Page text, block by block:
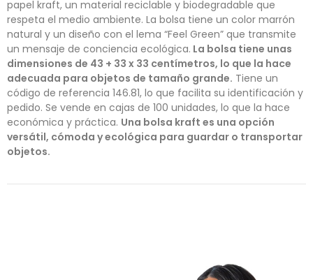
papel kraft, un material reciclable y biodegradable que
respeta el medio ambiente. La bolsa tiene un color marrón
natural y un diseño con el lema “Feel Green” que transmite
un mensaje de conciencia ecológica. La bolsa tiene unas
dimensiones de 43 + 33 x 33 centímetros, lo que la hace
adecuada para objetos de tamaño grande. Tiene un
código de referencia 146.81, lo que facilita su identificación y
pedido. Se vende en cajas de 100 unidades, lo que la hace
económica y práctica. Una bolsa kraft es una opción
versátil, cómoda y ecológica para guardar o transportar
objetos.